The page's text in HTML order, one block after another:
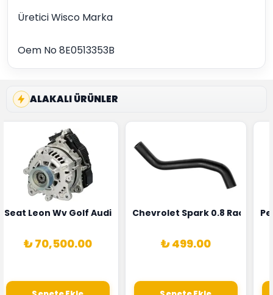
Üretici Wisco Marka
Oem No 8E0513353B
ALAKALI ÜRÜNLER
Sensörü Bosch Marka 1628HN-0258010081
Seat Leon Wv Golf Audi A3 Şarj Alternatörü Valeo Marka
₺ 70,500.00
Chevrolet Spark 0.8 Radyatör
₺ 499.00